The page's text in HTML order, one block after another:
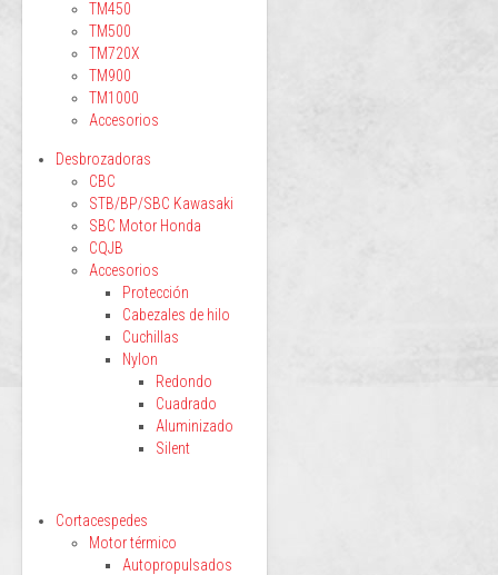
TM450
TM500
TM720X
TM900
TM1000
Accesorios
Desbrozadoras
CBC
STB/BP/SBC Kawasaki
SBC Motor Honda
CQJB
Accesorios
Protección
Cabezales de hilo
Cuchillas
Nylon
Redondo
Cuadrado
Aluminizado
Silent
Cortacespedes
Motor térmico
Autopropulsados